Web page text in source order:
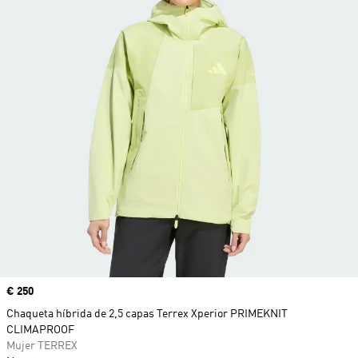
Precio
€ 250
Chaqueta híbrida de 2,5 capas Terrex Xperior PRIMEKNIT
CLIMAPROOF
Mujer TERREX